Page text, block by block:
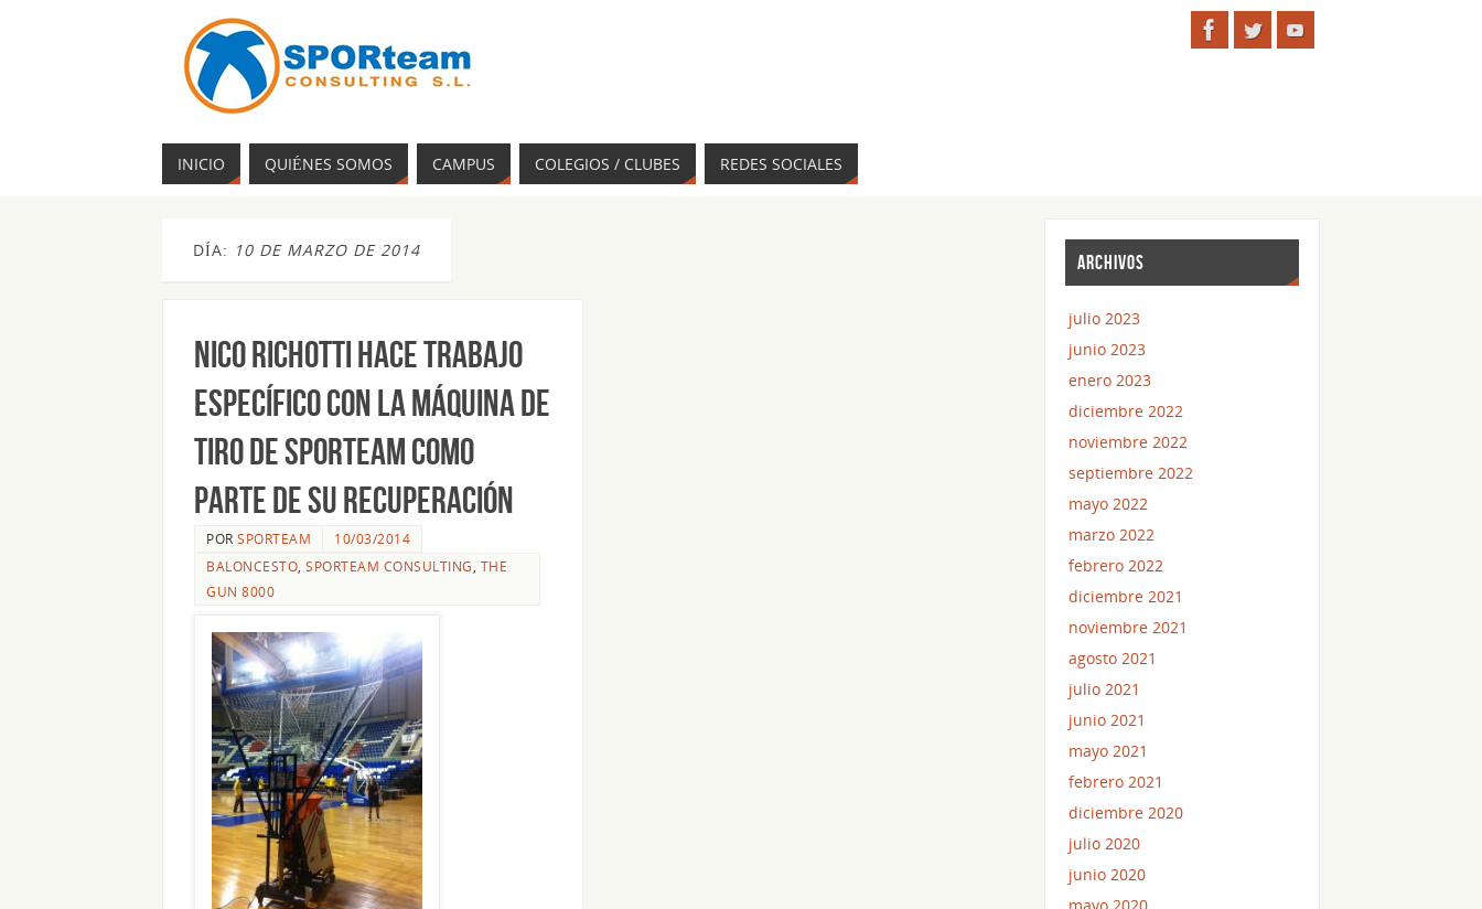
INICIO QUIÉNES SOMOS CAMPUS COLEGIOS / CLUBES REDES SOCIALES
DÍA: 10 DE MARZO DE 2014
Nico Richotti hace trabajo
específico con la máquina de
tiro de SPORteam como
parte de su recuperación
POR SPORTEAM
10/03/2014
BALONCESTO SPORTEAM CONSULTING THE
GUN 8000
ARCHIVOS
julio 2023
junio 2023
enero 2023
diciembre 2022
noviembre 2022
septiembre 2022
mayo 2022
marzo 2022
febrero 2022
diciembre 2021
noviembre 2021
agosto 2021
julio 2021
junio 2021
mayo 2021
febrero 2021
diciembre 2020
julio 2020
junio 2020